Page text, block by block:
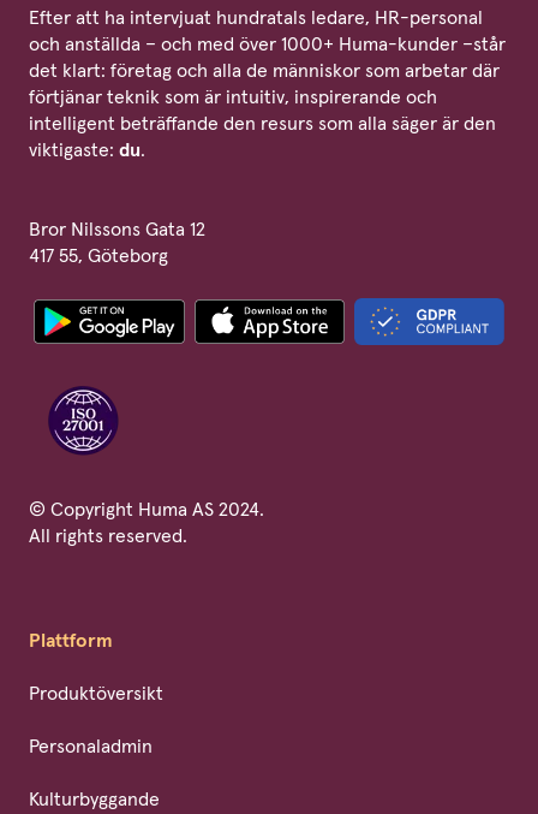
Efter att ha intervjuat hundratals ledare, HR-personal
och anställda – och med över 1000+ Huma-kunder –står
det klart: företag och alla de människor som arbetar där
förtjänar teknik som är intuitiv, inspirerande och
intelligent beträffande den resurs som alla säger är den
viktigaste: du.
Bror Nilssons Gata 12
417 55, Göteborg
© Copyright Huma AS 2024.
All rights reserved.
Plattform
Produktöversikt
Personaladmin
Kulturbyggande